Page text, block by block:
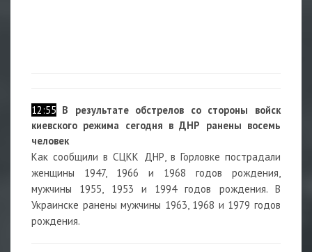
12:55 В результате обстрелов со стороны войск
киевского режима сегодня в ДНР ранены восемь
человек
Как сообщили в СЦКК ДНР, в Горловке пострадали
женщины 1947, 1966 и 1968 годов рождения,
мужчины 1955, 1953 и 1994 годов рождения. В
Украинске ранены мужчины 1963, 1968 и 1979 годов
рождения.